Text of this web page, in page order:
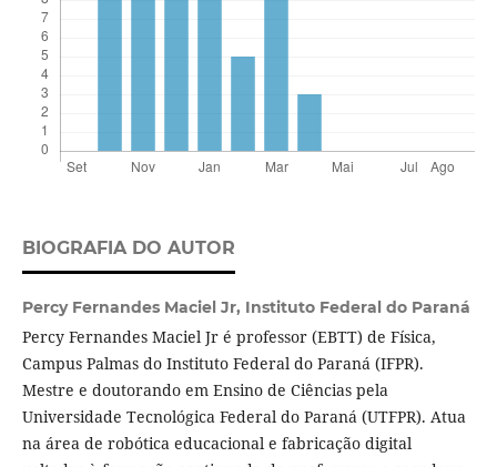
BIOGRAFIA DO AUTOR
Percy Fernandes Maciel Jr, Instituto Federal do Paraná
Percy Fernandes Maciel Jr é professor (EBTT) de Física,
Campus Palmas do Instituto Federal do Paraná (IFPR).
Mestre e doutorando em Ensino de Ciências pela
Universidade Tecnológica Federal do Paraná (UTFPR). Atua
na área de robótica educacional e fabricação digital